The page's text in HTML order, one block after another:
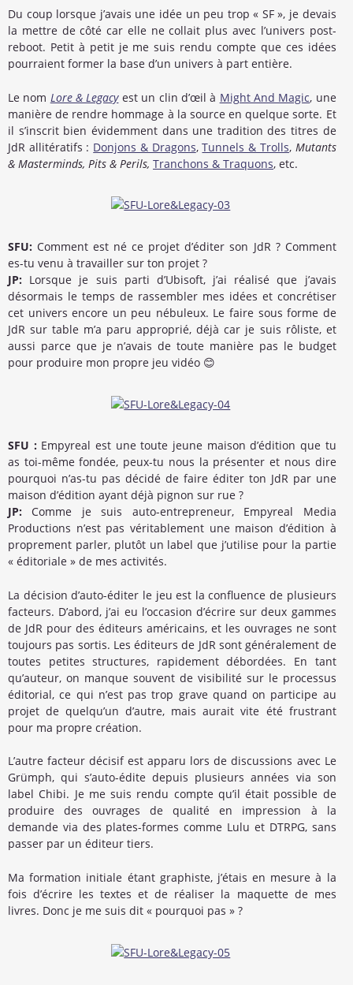
Du coup lorsque j’avais une idée un peu trop « SF », je devais
la mettre de côté car elle ne collait plus avec l’univers post-
reboot. Petit à petit je me suis rendu compte que ces idées
pourraient former la base d’un univers à part entière.
Le nom Lore & Legacyest un clin d’œil à Might And Magic, une
manière de rendre hommage à la source en quelque sorte. Et
il s’inscrit bien évidemment dans une tradition des titres de
JdR allitératifs : Donjons & Dragons,Tunnels & Trolls, Mutants
& Masterminds, Pits & Perils, Tranchons & Traquons, etc.
SFU: Comment est né ce projet d’éditer son JdR ? Comment
es-tu venu à travailler sur ton projet ?
JP: Lorsque je suis parti d’Ubisoft, j’ai réalisé que j’avais
désormais le temps de rassembler mes idées et concrétiser
cet univers encore un peu nébuleux. Le faire sous forme de
JdR sur table m’a paru approprié, déjà car je suis rôliste, et
aussi parce que je n’avais de toute manière pas le budget
pour produire mon propre jeu vidéo 😊
SFU : Empyreal est une toute jeune maison d’édition que tu
as toi-même fondée, peux-tu nous la présenter et nous dire
pourquoi n’as-tu pas décidé de faire éditer ton JdR par une
maison d’édition ayant déjà pignon sur rue ?
JP: Comme je suis auto-entrepreneur, Empyreal Media
Productions n’est pas véritablement une maison d’édition à
proprement parler, plutôt un label que j’utilise pour la partie
« éditoriale » de mes activités.
La décision d’auto-éditer le jeu est la confluence de plusieurs
facteurs. D’abord, j’ai eu l’occasion d’écrire sur deux gammes
de JdR pour des éditeurs américains, et les ouvrages ne sont
toujours pas sortis. Les éditeurs de JdR sont généralement de
toutes petites structures, rapidement débordées. En tant
qu’auteur, on manque souvent de visibilité sur le processus
éditorial, ce qui n’est pas trop grave quand on participe au
projet de quelqu’un d’autre, mais aurait vite été frustrant
pour ma propre création.
L’autre facteur décisif est apparu lors de discussions avec Le
Grümph, qui s’auto-édite depuis plusieurs années via son
label Chibi. Je me suis rendu compte qu’il était possible de
produire des ouvrages de qualité en impression à la
demande via des plates-formes comme Lulu et DTRPG, sans
passer par un éditeur tiers.
Ma formation initiale étant graphiste, j’étais en mesure à la
fois d’écrire les textes et de réaliser la maquette de mes
livres. Donc je me suis dit « pourquoi pas » ?